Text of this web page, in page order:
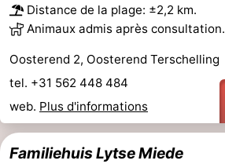
Distance de la plage: ±2,2 km.
Animaux admis après consultation.
Oosterend 2, Oosterend Terschelling
tel. +31 562 448 484
web. Plus d'informations
Familiehuis Lytse Miede